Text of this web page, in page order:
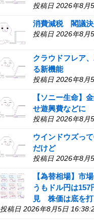
投稿日 2026年8月
消費減税 閣議決
投稿日 2026年8月
クラウドフレア
る新機能
投稿日 2026年8月
【ソニー生命】
せ遊興費などに
投稿日 2026年8月
ウインドウズっ
だけど
投稿日 2026年8月
【為替相場】市
うもドル円は
見 株価は底を打
投稿日 2026年8月5日